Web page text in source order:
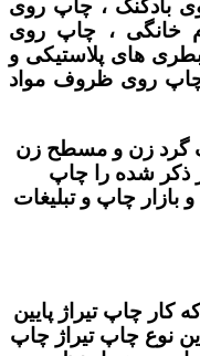
بادکنک ، چاپ روی
خانگی ، چاپ روی
های پلاستیکی و
چاپ روی ظروف مواد
گرد زن و مسطح زن
ذکر شده را چاپ
بازار چاپ و تبلیغات
کار چاپ تیراژ پایین
نوع چاپ تیراژ چاپ